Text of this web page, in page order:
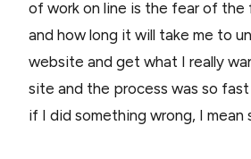
of work on line is the fear of the
and how long it will take me to
website and get what I really
site and the process was so
if I did something wrong, I mean